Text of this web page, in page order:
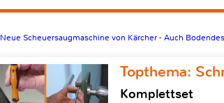
Neue Scheuersaugmaschine von Kärcher - Auch
Topthema:
Komplettset